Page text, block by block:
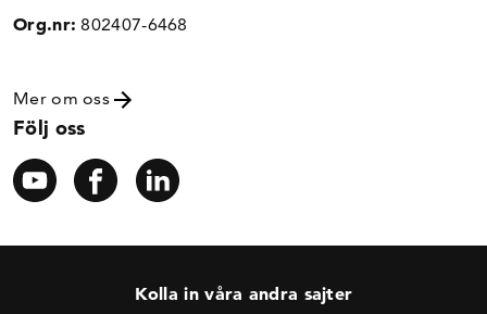
Org.nr: 802407-6468
Mer om oss
Följ oss
Kolla in våra andra sajter